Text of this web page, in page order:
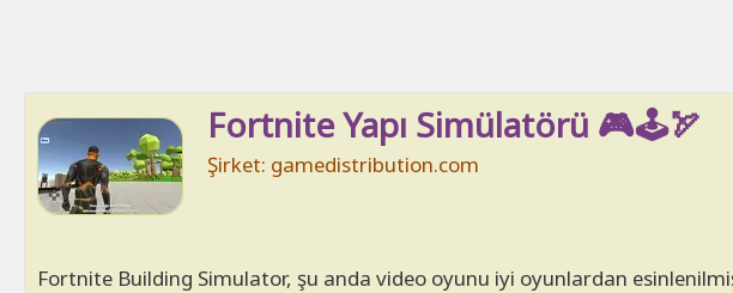
Fortnite Yapı Simülatörü 🎮🕹️🏹
Şirket: gamedistribution.com
Fortnite Building Simulator, şu anda video oyunu iyi oyunlardan